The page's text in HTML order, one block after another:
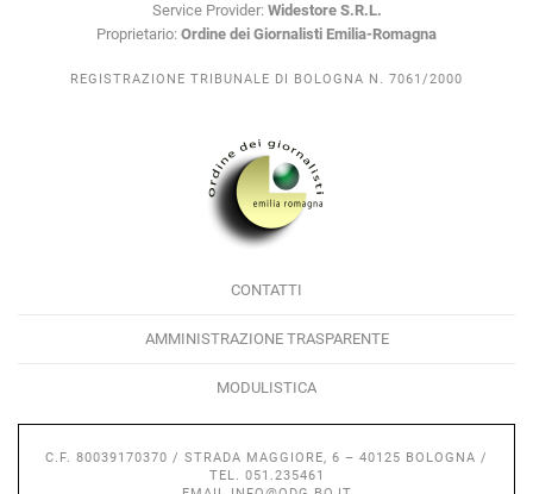
Service Provider: Widestore S.R.L.
Proprietario: Ordine dei Giornalisti Emilia-Romagna
REGISTRAZIONE TRIBUNALE DI BOLOGNA N. 7061/2000
CONTATTI
AMMINISTRAZIONE TRASPARENTE
MODULISTICA
C.F. 80039170370 / STRADA MAGGIORE, 6 – 40125 BOLOGNA /
TEL. 051.235461